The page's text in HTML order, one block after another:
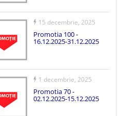
15 decembrie, 2025
Promotia 100 -
16.12.2025-31.12.2025
1 decembrie, 2025
Promotia 70 -
02.12.2025-15.12.2025